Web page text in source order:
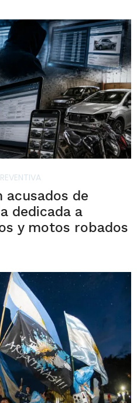
acusados de
dedicada a
y motos robados